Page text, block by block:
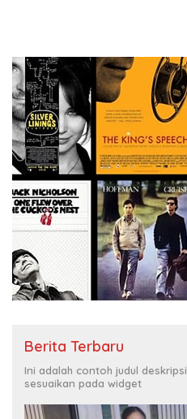
Berita Terbaru
Ini adalah contoh judul
sesuaikan pada widget